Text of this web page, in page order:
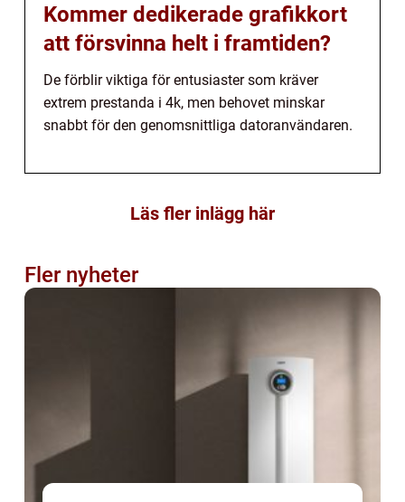
Kommer dedikerade grafikkort
att försvinna helt i framtiden?
De förblir viktiga för entusiaster som kräver
extrem prestanda i 4k, men behovet minskar
snabbt för den genomsnittliga datoranvändaren.
Läs fler inlägg här
Fler nyheter